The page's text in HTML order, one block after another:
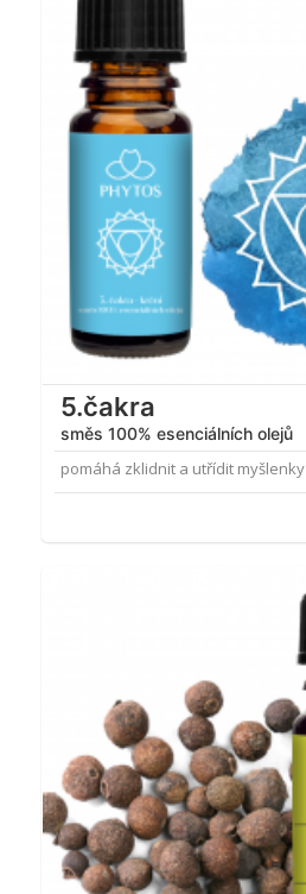
5.čakra
směs 100% esenciálních olejů
pomáhá zklidnit a utřídit myšlenky